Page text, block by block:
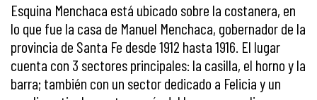
Esquina Menchaca está ubicado sobre la costanera, en
lo que fue la casa de Manuel Menchaca, gobernador de la
provincia de Santa Fe desde 1912 hasta 1916. El lugar
cuenta con 3 sectores principales: la casilla, el horno y la
barra; también con un sector dedicado a Felicia y un